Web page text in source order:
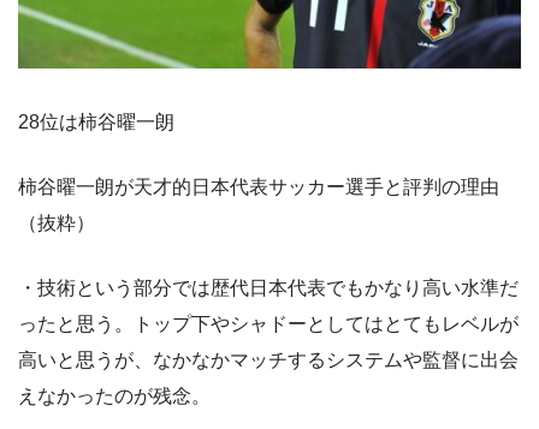
28位は柿谷曜一朗
柿谷曜一朗が天才的日本代表サッカー選手と評判の理由
（抜粋）
・技術という部分では歴代日本代表でもかなり高い水準だ
ったと思う。トップ下やシャドーとしてはとてもレベルが
高いと思うが、なかなかマッチするシステムや監督に出会
えなかったのが残念。